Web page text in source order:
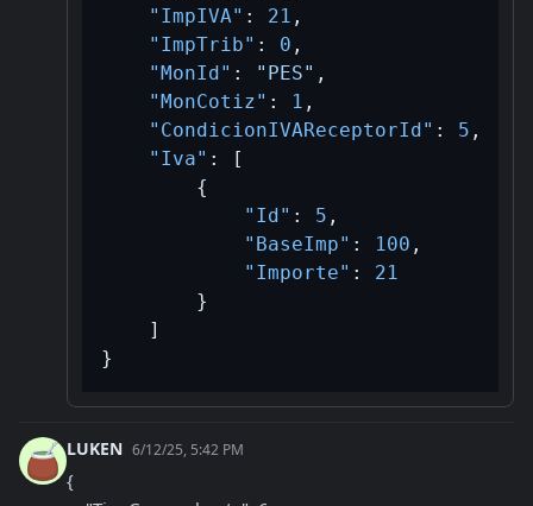
"ImpIVA" : 21 ,
"ImpTrib" : 0 ,
"MonId" : "PES" ,
"MonCotiz" : 1 ,
"CondicionIVAReceptorId" : 5 ,
"Iva" :
[
{
"Id" : 5 ,
"BaseImp" : 100 ,
"Importe" :
21
}
]
}
LUKEN 6/12/25, 5:42 PM
{